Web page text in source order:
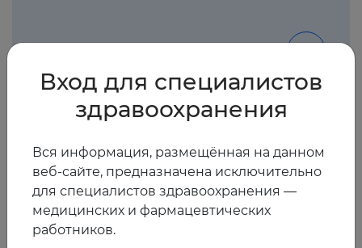
Лекарственная нефротоксичность
Вход для специалистов
здравоохранения
Вся информация, размещённая на данном
веб-сайте, предназначена исключительно
для специалистов здравоохранения —
медицинских и фармацевтических
работников.